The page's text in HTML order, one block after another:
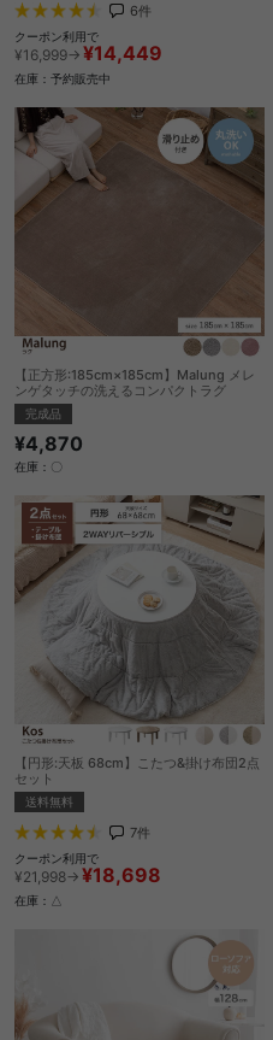
6件
クーポン利用で
¥16,999→ ¥14,449
在庫：予約販売中
【正方形:185cm×185cm】Malung メレ
ンゲタッチの洗えるコンパクトラグ
完成品
¥4,870
在庫：〇
【円形:天板 68cm】こたつ&掛け布団2点
セット
送料無料
7件
クーポン利用で
¥21,998→ ¥18,698
在庫：△